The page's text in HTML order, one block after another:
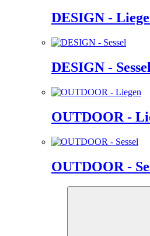
DESIGN -
DESIGN -
OUTDOOR -
OUTDOOR -